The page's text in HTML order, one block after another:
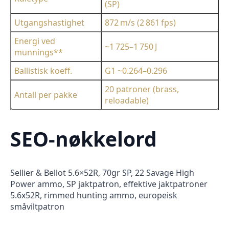
(SP)
Utgangshastighet
872 m/s (2 861 fps)
Energi ved
munnings**
~1 725–1 750 J
Ballistisk koeff. G1 ~0.264–0.296
Antall per pakke
20 patroner (brass,
reloadable)
SEO-nøkkelord
Sellier & Bellot 5.6×52R, 70gr SP, 22 Savage High
Power ammo, SP jaktpatron, effektive jaktpatroner
5.6x52R, rimmed hunting ammo, europeisk
småviltpatron